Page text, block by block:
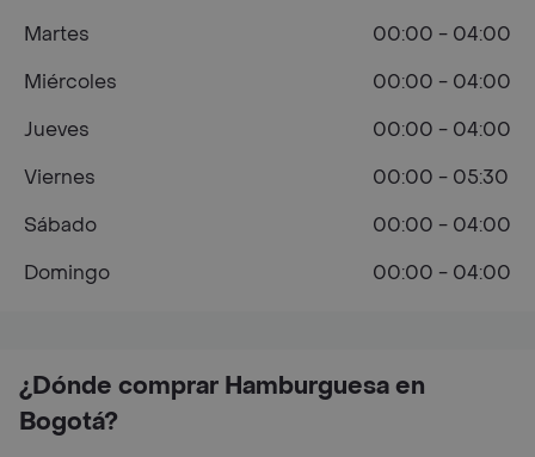
¿Dónde comprar Hamburguesa en
Bogotá?
Martes
00:00 - 04:00
Miércoles
00:00 - 04:00
Jueves
00:00 - 04:00
Viernes
00:00 - 05:30
Sábado
00:00 - 04:00
Domingo
00:00 - 04:00